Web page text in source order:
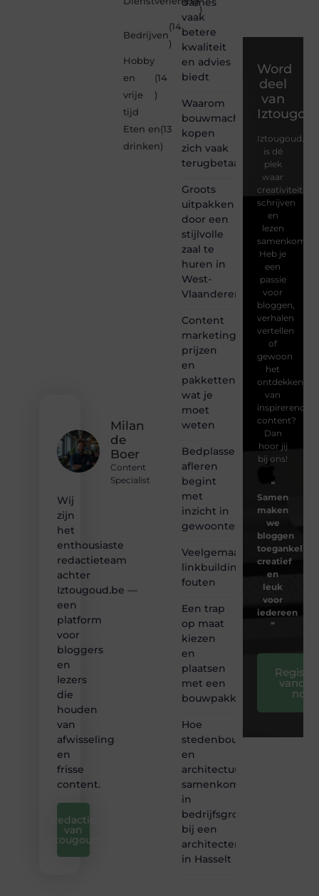
Milan
de
Boer
Content
Specialist
Wij
zijn
het
enthousiaste
redactieteam
achter
Iztougoud.be —
een
platform
voor
bloggers
en
lezers
die
houden
van
afwisseling
en
frisse
content.
Redactie
van
iztougoud
)
Bedrijven
(14
)
Hobby
en
vrije
tijd
(14
)
Eten en
drinken
(13
)
vaak
betere
kwaliteit
en advies
biedt
Waarom
bouwmachines
kopen
zich vaak
terugbetaalt
Groots
uitpakken
door een
stijlvolle
zaal te
huren in
West-
Vlaanderen
Content
marketing
prijzen
en
pakketten:
wat je
moet
weten
Bedplassen
afleren
begint
met
inzicht in
gewoontes
Veelgemaakte
linkbuilding
fouten
Een trap
op maat
kiezen
en
plaatsen
met een
bouwpakket
Hoe
stedenbouw
en
architectuur
samenkomen
in
bedrijfsgroei
bij een
architectenbureau
in Hasselt
Word
deel
van
Iztougoud.be
is dé
plek
waar
creativiteit,
schrijven
en
lezen
samenkomen.
Heb je
een
passie
voor
bloggen,
verhalen
vertellen
of
gewoon
het
ontdekken
van
inspirerende
content?
Dan
hoor jij
bij ons!
❝
Samen
maken
we
bloggen
toegankelijk,
creatief
en
leuk
voor
iedereen
❞
nog